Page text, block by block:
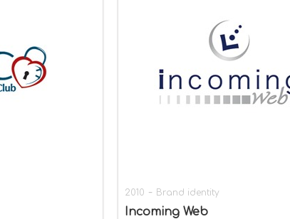
2010 - Brand identity
Incoming Web